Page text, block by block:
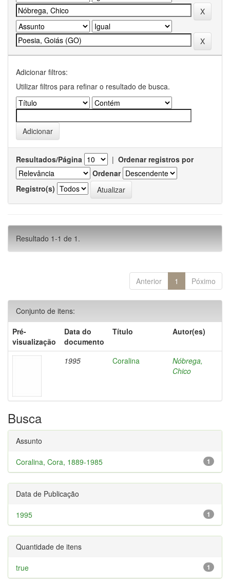
Adicionar filtros:
Utilizar filtros para refinar o resultado de busca.
Resultados/Página | Ordenar registros por
Ordenar
Registro(s)
Resultado 1-1 de 1.
Anterior 1 Póximo
Conjunto de itens:
Pré-
visualização
Data do
documento
Título Autor(es)
1995 Coralina
Nóbrega,
Chico
Busca
Assunto
1
Coralina, Cora, 1889-1985
Data de Publicação
1
1995
Quantidade de itens
1
true